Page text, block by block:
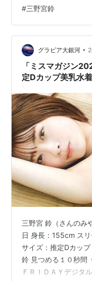
タル写真集作者:佐藤
定】三野宮鈴写真集
PHOTO BOOK作者:
野宮鈴 見つめる１０
タル…
#三野宮鈴
グラビア大銀河 •
「ミスマガジン
定Dカップ美乳水
三野宮 鈴（さんのみ
日 身長：155cm ス
サイズ：推定Dカッ
鈴 見つめる１０秒間
ＦＲＩＤＡＹデジタ